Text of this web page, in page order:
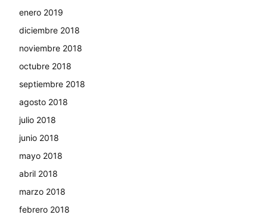
enero 2019
diciembre 2018
noviembre 2018
octubre 2018
septiembre 2018
agosto 2018
julio 2018
junio 2018
mayo 2018
abril 2018
marzo 2018
febrero 2018